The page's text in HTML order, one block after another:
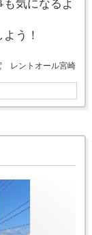
気になるよ
う！
レントオール宮崎